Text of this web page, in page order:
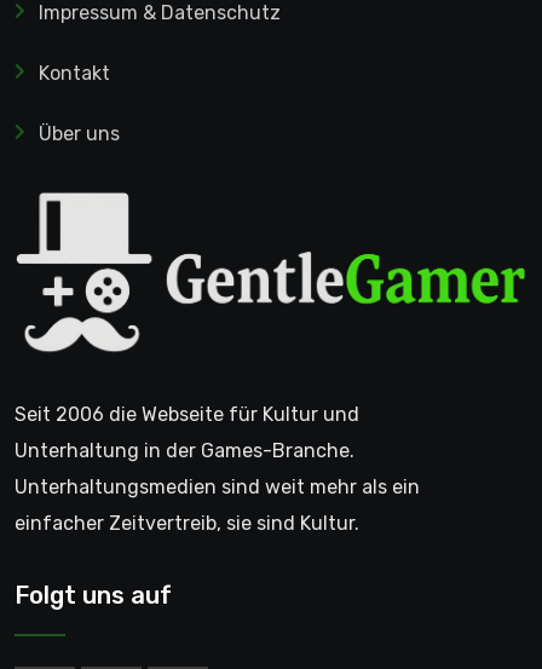
Impressum & Datenschutz
Kontakt
Über uns
Seit 2006 die Webseite für Kultur und
Unterhaltung in der Games-Branche.
Unterhaltungsmedien sind weit mehr als ein
einfacher Zeitvertreib, sie sind Kultur.
Folgt uns auf